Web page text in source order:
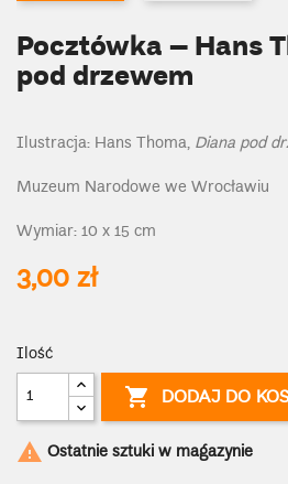
Pocztówka – Hans
pod drzewem
Ilustracja: Hans Thoma, Diana pod
Muzeum Narodowe we Wrocławiu
Wymiar: 10 x 15 cm
3,00 zł
Ilość
 DODAJ DO
 Ostatnie sztuki w magazynie